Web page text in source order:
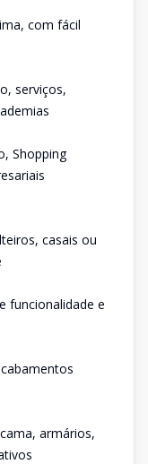
com fácil
serviços,
Shopping
casais ou
funcionalidade e
armários,